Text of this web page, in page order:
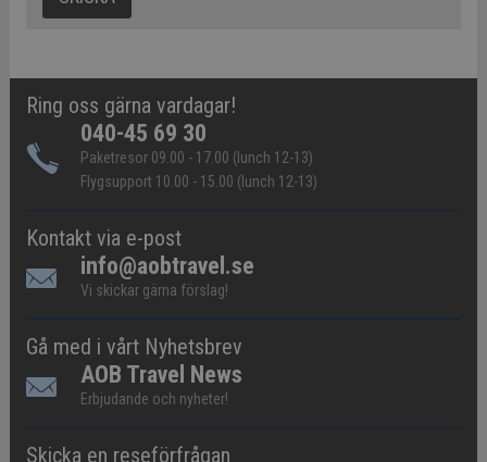
Ring oss gärna vardagar!
040-45 69 30
Paketresor 09.00 - 17.00 (lunch 12-13)
Flygsupport 10.00 - 15.00 (lunch 12-13)
Kontakt via e-post
info@aobtravel.se
Vi skickar gärna förslag!
Gå med i vårt Nyhetsbrev
AOB Travel News
Erbjudande och nyheter!
Skicka en reseförfrågan